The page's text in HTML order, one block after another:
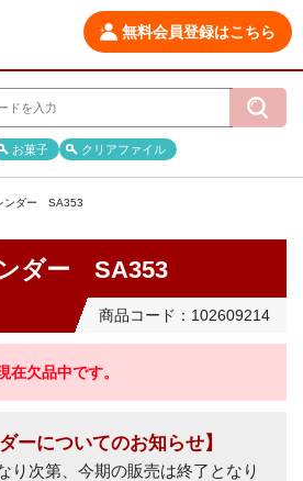
無料会員登録はこちら
お菓子 クリアファイル
ンダー SA353
ダー SA353
商品コード：102609214
在欠品中です。
ーについてのお知らせ】
り次第、今期の販売は終了となり